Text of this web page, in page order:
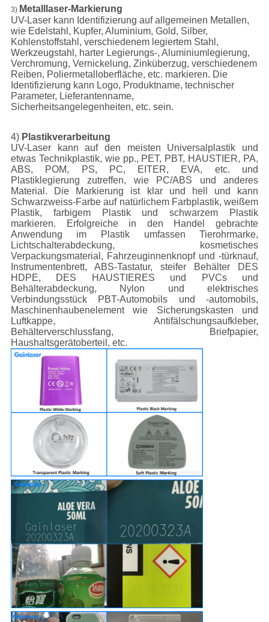
3) Metalllaser-Markierung
UV-Laser kann Identifizierung auf allgemeinen Metallen,
wie Edelstahl, Kupfer, Aluminium, Gold, Silber,
Kohlenstoffstahl, verschiedenem legiertem Stahl,
Werkzeugstahl, harter Legierungs-, Aluminiumlegierung,
Verchromung, Vernickelung, Zinküberzug, verschiedenem
Reiben, Poliermetalloberfläche, etc. markieren. Die
Identifizierung kann Logo, Produktname, technischer
Parameter, Lieferantenname,
Sicherheitsangelegenheiten, etc. sein.
4) Plastikverarbeitung
UV-Laser kann auf den meisten Universalplastik und
etwas Technikplastik, wie pp., PET, PBT, HAUSTIER, PA,
ABS, POM, PS, PC, EITER, EVA, etc. und
Plastiklegierung zutreffen, wie PC/ABS und anderes
Material. Die Markierung ist klar und hell und kann
Schwarzweiss-Farbe auf natürlichem Farbplastik, weißem
Plastik, farbigem Plastik und schwarzem Plastik
markieren. Erfolgreiche in den Handel gebrachte
Anwendung im Plastik umfassen Tierohrmarke,
Lichtschalterabdeckung, kosmetisches
Verpackungsmaterial, Fahrzeuginnenknopf und -türknauf,
Instrumentenbrett, ABS-Tastatur, steifer Behälter DES
HDPE, DES HAUSTIERES und PVCs und
Behälterabdeckung, Nylon und elektrisches
Verbindungsstück PBT-Automobils und -automobils,
Maschinenhaubenelement wie Sicherungskasten und
Luftkappe, Antifälschungsaufkleber,
Behälterverschlussfang, Briefpapier,
Haushaltsgerätoberteil, etc.